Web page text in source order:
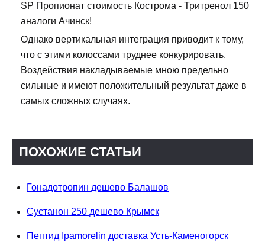
SP Пропионат стоимость Кострома - Тритренол 150
аналоги Ачинск!
Однако вертикальная интеграция приводит к тому,
что с этими колоссами труднее конкурировать.
Воздействия накладываемые мною предельно
сильные и имеют положительный результат даже в
самых сложных случаях.
ПОХОЖИЕ СТАТЬИ
Гонадотропин дешево Балашов
Сустанон 250 дешево Крымск
Пептид Ipamorelin доставка Усть-Каменогорск